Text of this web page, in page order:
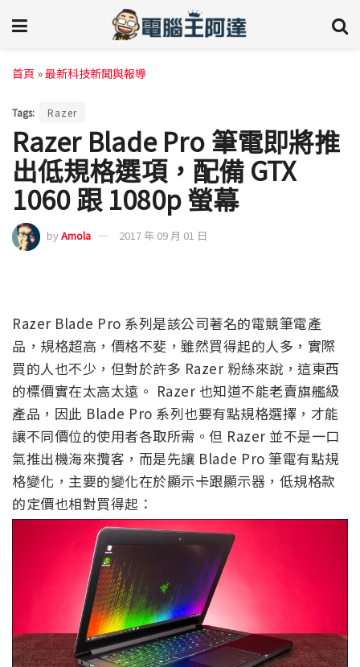
首頁 »最新科技新聞與報導
Tags: Razer
Razer Blade Pro 筆電即將推
出低規格選項，配備 GTX
1060 跟 1080p 螢幕
byAmola 2017 年 09 月 01 日
Razer Blade Pro 系列是該公司著名的電競筆電產
品，規格超高，價格不斐，雖然買得起的人多，實際
買的人也不少，但對於許多 Razer 粉絲來說，這東西
的標價實在太高太遠。 Razer 也知道不能老賣旗艦級
產品，因此 Blade Pro 系列也要有點規格選擇，才能
讓不同價位的使用者各取所需。但 Razer 並不是一口
氣推出機海來攬客，而是先讓 Blade Pro 筆電有點規
格變化，主要的變化在於顯示卡跟顯示器，低規格款
的定價也相對買得起：